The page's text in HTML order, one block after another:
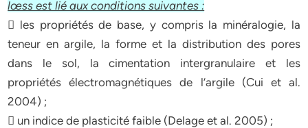
lœss est lié aux conditions suivantes :
 les propriétés de base, y compris la minéralogie, la
teneur en argile, la forme et la distribution des pores
dans le sol, la cimentation intergranulaire et les
propriétés électromagnétiques de l’argile (Cui et al.
2004) ;
 un indice de plasticité faible (Delage et al. 2005) ;